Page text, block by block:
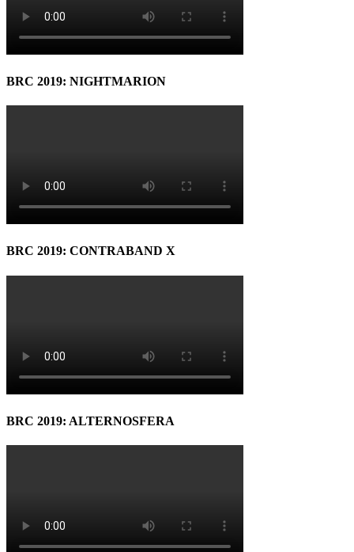
BRC 2019: NIGHTMARION
BRC 2019: CONTRABAND X
BRC 2019: ALTERNOSFERA